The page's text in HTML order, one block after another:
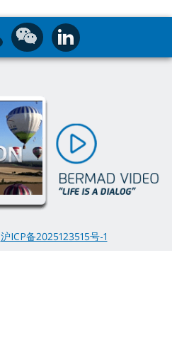
沪ICP备2025123515号-1